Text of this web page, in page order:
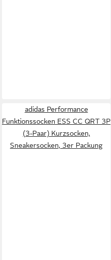
adidas Performance
Funktionssocken ESS CC QRT 3P
(3-Paar) Kurzsocken,
Sneakersocken, 3er Packung